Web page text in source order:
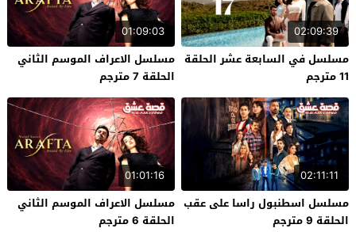
02:09:39
مسلسل في السابعة عشر الحلقة
11 مترجم
01:09:03
مسلسل الاعراف الموسم الثاني
الحلقة 7 مترجم
02:11:11
مسلسل اسطنبول راسا على عقب
الحلقة 9 مترجم
01:01:16
مسلسل الاعراف الموسم الثاني
الحلقة 6 مترجم